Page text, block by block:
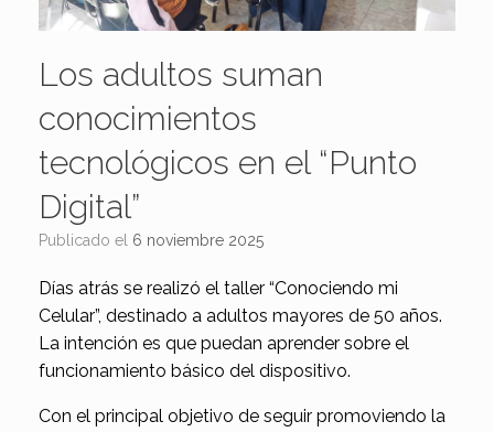
Los adultos suman
conocimientos
tecnológicos en el “Punto
Digital”
Publicado el 6 noviembre 2025
Días atrás se realizó el taller “Conociendo mi
Celular”, destinado a adultos mayores de 50 años.
La intención es que puedan aprender sobre el
funcionamiento básico del dispositivo.
Con el principal objetivo de seguir promoviendo la